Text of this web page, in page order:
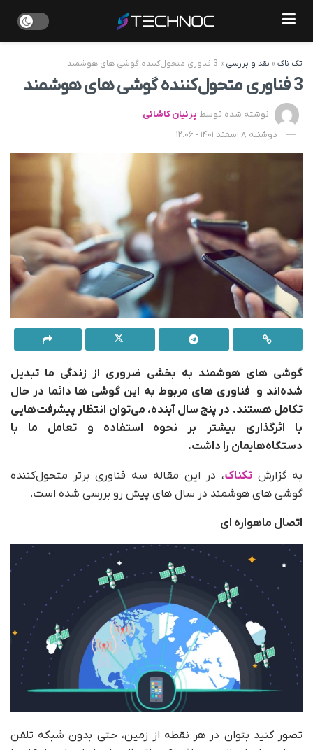
تک ناک» نقد و بررسی » 3 فناوری متحول‌کننده گوشی های هوشمند
3 فناوری متحول‌کننده گوشی های هوشمند
نوشته شده توسط پرنیان کاشانی
دوشنبه 8 اسفند 1401 - 12:06
گوشی های هوشمند به بخشی ضروری از زندگی ما تبدیل
شده‌اند و فناوری های مربوط به این گوشی ها دائما در حال
تکامل هستند. در پنج سال آینده، می‌توان انتظار پیشرفت‌هایی
با اثرگذاری بیشتر بر نحوه استفاده و تعامل ما با
دستگاه‌هایمان را داشت.
به گزارش تکناک، در این مقاله سه فناوری برتر متحول‌کننده
گوشی های هوشمند در سال های پیش رو بررسی شده است.
اتصال ماهواره ای
تصور کنید بتوان در هر نقطه از زمین، حتی بدون شبکه تلفن